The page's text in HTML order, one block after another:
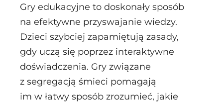
Gry edukacyjne to doskonały sposób
na efektywne przyswajanie wiedzy.
Dzieci szybciej zapamiętują zasady,
gdy uczą się poprzez interaktywne
doświadczenia. Gry związane
z segregacją śmieci pomagają
im w łatwy sposób zrozumieć, jakie